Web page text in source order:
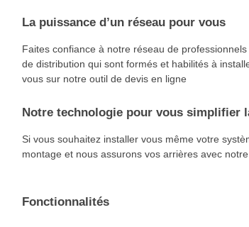
La puissance d’un réseau pour vous
Faites confiance à notre réseau de
de distribution qui sont formés et habilités à
vous sur notre outil de devis en ligne
Notre technologie pour vous simplifier
Si vous souhaitez installer vous même votre
montage et nous assurons vos arrières avec
Fonctionnalités